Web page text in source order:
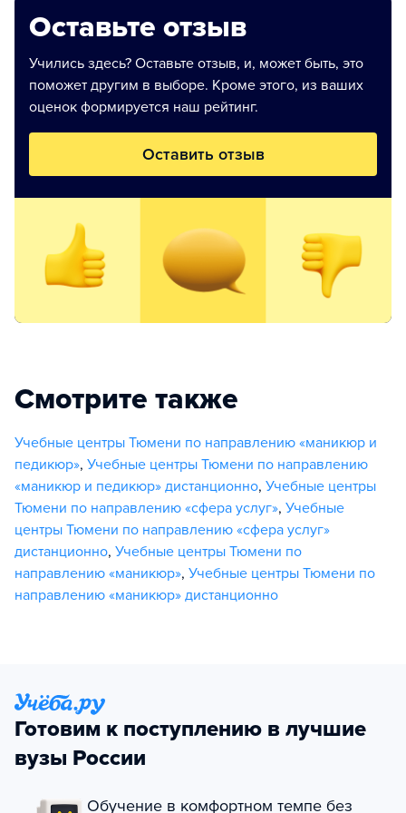
Оставьте отзыв
Учились здесь? Оставьте отзыв, и, может быть, это
поможет другим в выборе. Кроме этого, из ваших
оценок формируется наш рейтинг.
Оставить отзыв
Смотрите также
Учебные центры Тюмени по направлению «маникюр и
педикюр», Учебные центры Тюмени по направлению
«маникюр и педикюр» дистанционно, Учебные центры
Тюмени по направлению «сфера услуг», Учебные
центры Тюмени по направлению «сфера услуг»
дистанционно, Учебные центры Тюмени по
направлению «маникюр», Учебные центры Тюмени по
направлению «маникюр» дистанционно
Готовим к поступлению в лучшие
вузы России
Обучение в комфортном темпе без